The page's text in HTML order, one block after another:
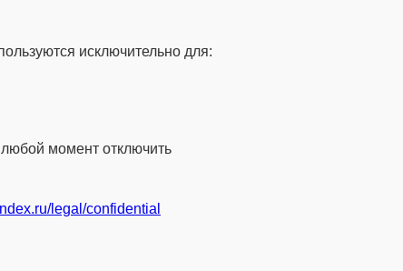
исключительно для:
момент отключить
legal/confidential